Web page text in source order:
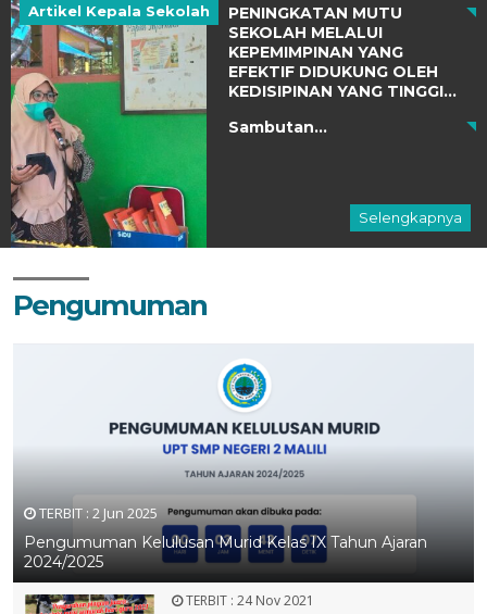
Artikel Kepala Sekolah
PENINGKATAN MUTU
SEKOLAH MELALUI
KEPEMIMPINAN YANG
EFEKTIF DIDUKUNG OLEH
KEDISIPINAN YANG TINGGI...
Sambutan...
Selengkapnya
Pengumuman
TERBIT : 2 Jun 2025
Pengumuman Kelulusan Murid Kelas IX Tahun Ajaran
2024/2025
TERBIT :24 Nov 2021